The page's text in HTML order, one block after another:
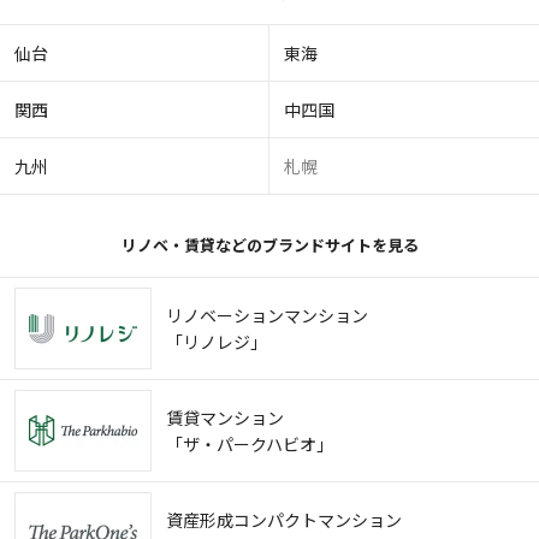
仙台 東海
関西 中四国
九州 札幌
リノベ・賃貸などのブランドサイトを見る
リノベーションマンション
「リノレジ」
賃貸マンション
「ザ・パークハビオ」
資産形成コンパクトマンション